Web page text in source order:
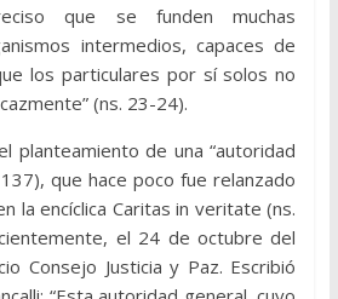
que se funden muchas
intermedios, capaces de
los particulares por sí solos no
(ns. 23-24).
planteamiento de una “autoridad
que hace poco fue relanzado
la encíclica Caritas in veritate (ns.
el 24 de octubre del
Consejo Justicia y Paz. Escribió